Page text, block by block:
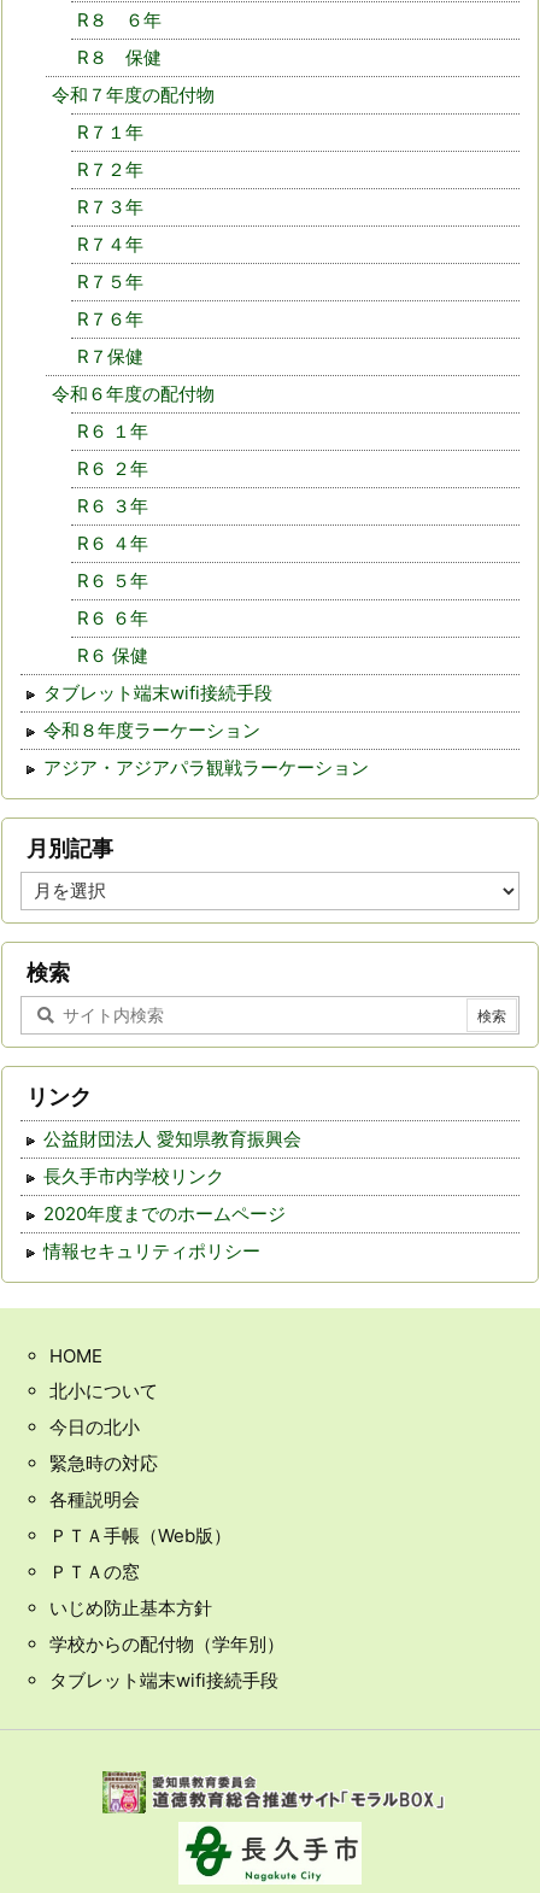
R８ ６年
R８ 保健
令和７年度の配付物
R７１年
R７２年
R７３年
R７４年
R７５年
R７６年
R７保健
令和６年度の配付物
R６ １年
R６ ２年
R６ ３年
R６ ４年
R６ ５年
R６ ６年
R６ 保健
タブレット端末wifi接続手段
令和８年度ラーケーション
アジア・アジアパラ観戦ラーケーション
月別記事
月
別
事
検索
リンク
公益財団法人 愛知県教育振興会
長久手市内学校リンク
2020年度までのホームページ
情報セキュリティポリシー
HOME
北小について
今日の北小
緊急時の対応
各種説明会
ＰＴＡ手帳（Web版）
ＰＴＡの窓
いじめ防止基本方針
学校からの配付物（学年別）
タブレット端末wifi接続手段